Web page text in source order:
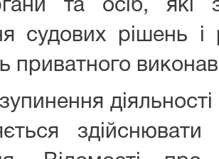
та осіб, які
судових рішень і
приватного
здійснювати